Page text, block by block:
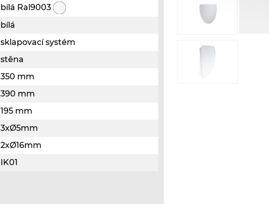
bílá Ral9003
bílá
sklapovací systém
stěna
350 mm
390 mm
195 mm
3xØ5mm
2xØ16mm
IK01